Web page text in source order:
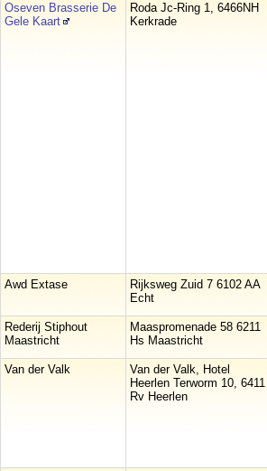
Oseven Brasserie De
Gele Kaart
Roda Jc-Ring 1, 6466NH
Kerkrade
Awd Extase
Rijksweg Zuid 7 6102 AA
Echt
Rederij Stiphout
Maastricht
Maaspromenade 58 6211
Hs Maastricht
Van der Valk
Van der Valk, Hotel
Heerlen Terworm 10, 6411
Rv Heerlen